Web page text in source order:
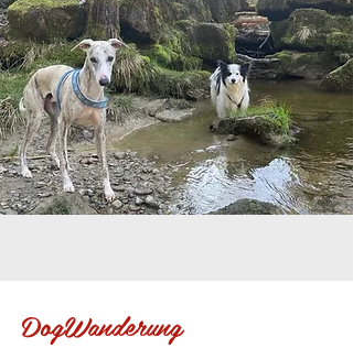
DogWanderung